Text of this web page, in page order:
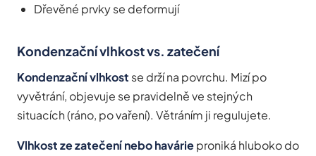
Dřevěné prvky se deformují
Kondenzační vlhkost vs. zatečení
Kondenzační vlhkost se drží na povrchu. Mizí po
vyvětrání, objevuje se pravidelně ve stejných
situacích (ráno, po vaření). Větráním ji regulujete.
Vlhkost ze zatečení nebo havárieproniká hluboko do